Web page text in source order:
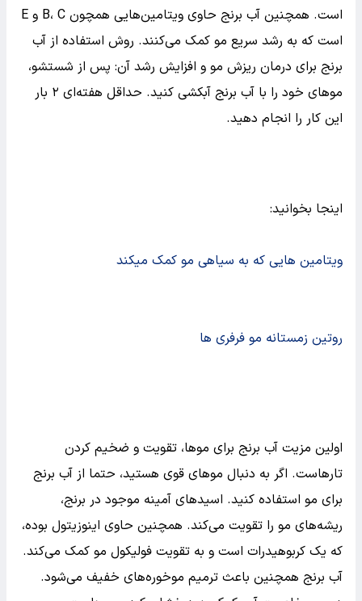
است. همچنین آب برنج حاوی ویتامین‌­هایی همچون B، C و E
است که به رشد سریع مو کمک می‌کنند. روش استفاده از آب
برنج برای درمان ریزش مو و افزایش رشد آن: پس از شستشو،
موهای خود را با آب برنج آبکشی کنید. حداقل هفته‌ای ۲ بار
این کار را انجام دهید.
اینجا بخوانید:
ویتامین هایی که به سیاهی مو کمک میکند
روتین زمستانه مو فرفری ها
اولین مزیت آب برنج برای موها، تقویت و ضخیم کردن
تارهاست. اگر به دنبال موهای قوی هستید، حتما از آب برنج
برای مو استفاده کنید. اسیدهای آمینه موجود در برنج،
ریشه‌های مو را تقویت می‌کند. همچنین حاوی اینوزیتول بوده،
که یک کربوهیدرات است و به تقویت فولیکول مو کمک می‌کند.
آب برنج همچنین باعث ترمیم موخوره‌های خفیف می‌شود.